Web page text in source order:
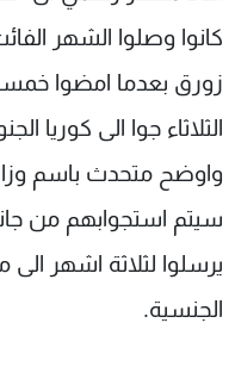
كانوا وصلوا الشهر
زورق بعدما امضوا
الثلاثاء جوا الى كوريا
واوضح متحدث باسم وزارة
سيتم استجوابهم من
يرسلوا لثلاثة اشهر
الجنسية.
عن MTV
الإنـتـاج